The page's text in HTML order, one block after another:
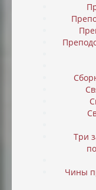
Три
Чины